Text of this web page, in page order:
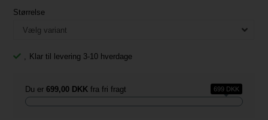
Størrelse
, Klar til levering 3-10 hverdage
Du er699,00 DKK fra fri fragt 699 DKK